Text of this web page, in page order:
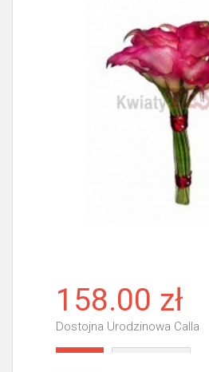
158.00 zł
Dostojna Urodzinowa Calla